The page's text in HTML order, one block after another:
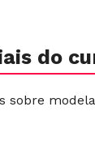
do
sobre